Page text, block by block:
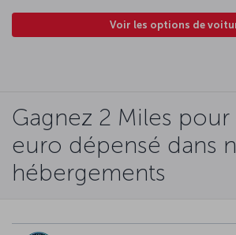
Voir les options de
Gagnez 2 Miles
euro dépensé dans
hébergements